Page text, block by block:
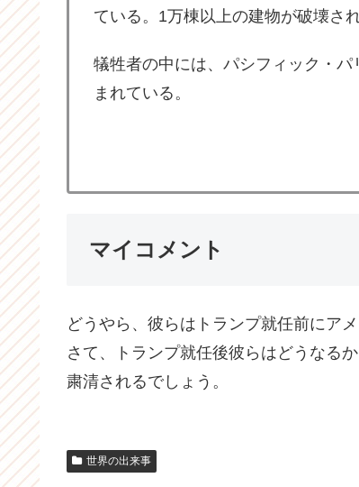
ている。1万棟以上の建物が破壊さ
犠牲者の中には、パシフィック・
まれている。
マイコメント
どうやら、彼らはトランプ就任前にア
さて、トランプ就任後彼らはどうなるか
粛清されるでしょう。
世界の出来事